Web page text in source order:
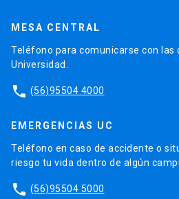
MESA CENTRAL
Teléfono para comunicarse con las
Universidad.
phone (56)95504 4000
EMERGENCIAS UC
Teléfono en caso de accidente o
riesgo tu vida dentro de algún
phone (56)95504 5000